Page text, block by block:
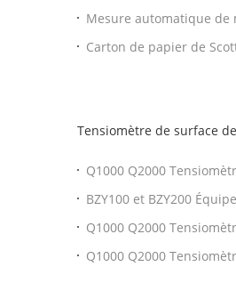
résistance du papier
Mesure automatique de
Carton de papier de
Tensiomètre de surface
Q1000 Q2000
D971 D1331 D1417
BZY100 et BZY200
numérique portable
Q1000 Q2000
surface Tensiomètre
Q1000 Q2000